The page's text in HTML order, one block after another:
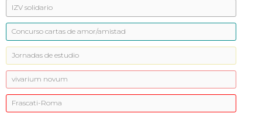
IZV solidario
Concurso cartas de amor/amistad
Jornadas de estudio
vivarium novum
Frascati-Roma